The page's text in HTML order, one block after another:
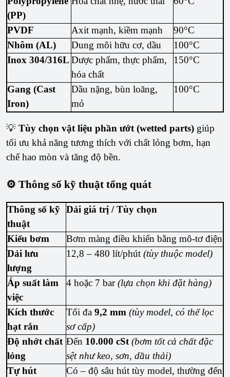
(PP)
PVDF Axit mạnh, kiềm mạnh
90°C
Nhôm (AL)
Dung môi hữu cơ, dầu
100°C
Inox 304/316L Dược phẩm, thực phẩm,
hóa chất
150°C
Gang (Cast
Iron)
Dầu nặng, bùn loãng,
mỏ
100°C
💡 Tùy chọn vật liệu phần ướt (wetted parts) giúp
tối ưu khả năng tương thích với chất lỏng bơm, hạn
chế hao mòn và tăng độ bền.
⚙️ Thông số kỹ thuật tổng quát
Thông số kỹ
thuật
Dải giá trị / Tùy chọn
Kiểu bơm
Bơm màng điều khiển bằng mô-tơ điện
Dải lưu
lượng
12,8 – 480 lít/phút(tùy thuộc model)
Áp suất làm
việc
4 hoặc 7 bar(lựa chọn khi đặt hàng)
Kích thước
hạt rắn
Tối đa9,2 mm (tùy model, có thể lọc
sơ cấp)
Độ nhớt chất
lỏng
Đến 10.000 cSt (bơm tốt cả chất đặc
sệt như keo, sơn, dầu thải)
Tự hút
Có – độ sâu hút tùy model, thường đến